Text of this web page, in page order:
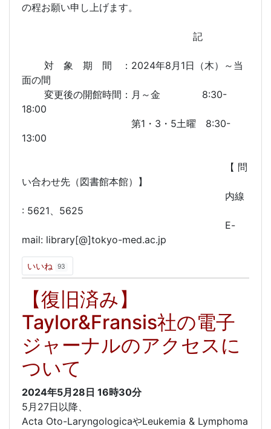
の程お願い申し上げます。
記
対 象 期 間 ：2024年8月1日（木）～当
面の間
変更後の開館時間：月～金 8:30-
18:00
第1・3・5土曜 8:30-
13:00
【 問
い合わせ先（図書館本館）】
内線
: 5621、5625
E-
mail: library[@]tokyo-med.ac.jp
いいね 93
【復旧済み】
Taylor&Fransis社の電子
ジャーナルのアクセスに
ついて
2024年5月28日 16時30分
5月27日以降、
Acta Oto-LaryngologicaやLeukemia & Lymphoma